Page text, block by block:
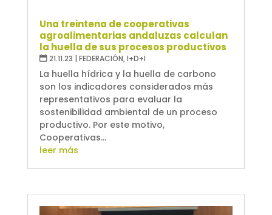
Una treintena de cooperativas
agroalimentarias andaluzas calculan
la huella de sus procesos productivos
21.11.23 | FEDERACIÓN,I+D+I
La huella hídrica y la huella de carbono
son los indicadores considerados más
representativos para evaluar la
sostenibilidad ambiental de un proceso
productivo. Por este motivo,
Cooperativas...
leer más